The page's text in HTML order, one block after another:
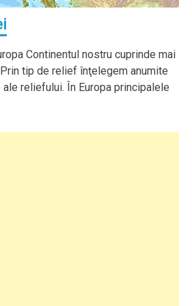
Continentul nostru cuprinde mai
tip de relief înţelegem anumite
reliefului. În Europa principalele